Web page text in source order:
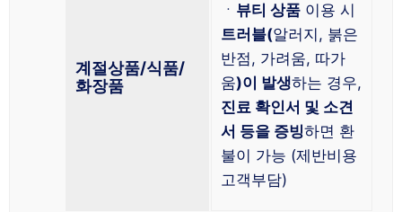
계절상품/식품/
화장품
ㆍ 뷰티 상품 이용 시
트러블(알러지, 붉은
반점, 가려움, 따가
움)이 발생하는 경우,
진료 확인서 및 소견
서 등을 증빙하면 환
불이 가능 (제반비용
고객부담)